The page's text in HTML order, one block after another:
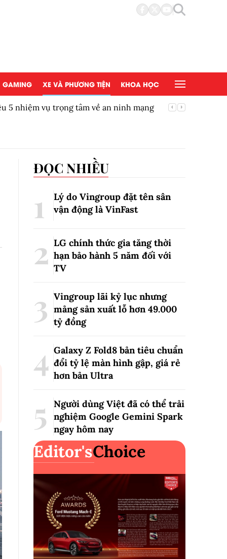
GAMING XE VÀ PHƯƠNG TIỆN KHOA HỌC
5 nhiệm vụ trọng tâm về an ninh mạng
ĐỌC NHIỀU
Lý do Vingroup đặt tên sân
vận động là VinFast
LG chính thức gia tăng thời
hạn bảo hành 5 năm đối với
TV
Vingroup lãi kỷ lục nhưng
mảng sản xuất lỗ hơn 49.000
tỷ đồng
Galaxy Z Fold8 bản tiêu chuẩn
đổi tỷ lệ màn hình gập, giá rẻ
hơn bản Ultra
Người dùng Việt đã có thể trải
nghiệm Google Gemini Spark
ngay hôm nay
Editor'sChoice